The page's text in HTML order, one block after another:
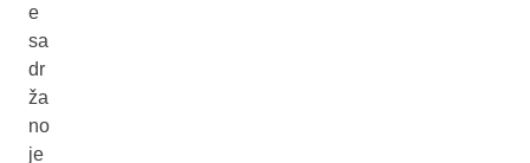
e
sa
dr
ža
no
je